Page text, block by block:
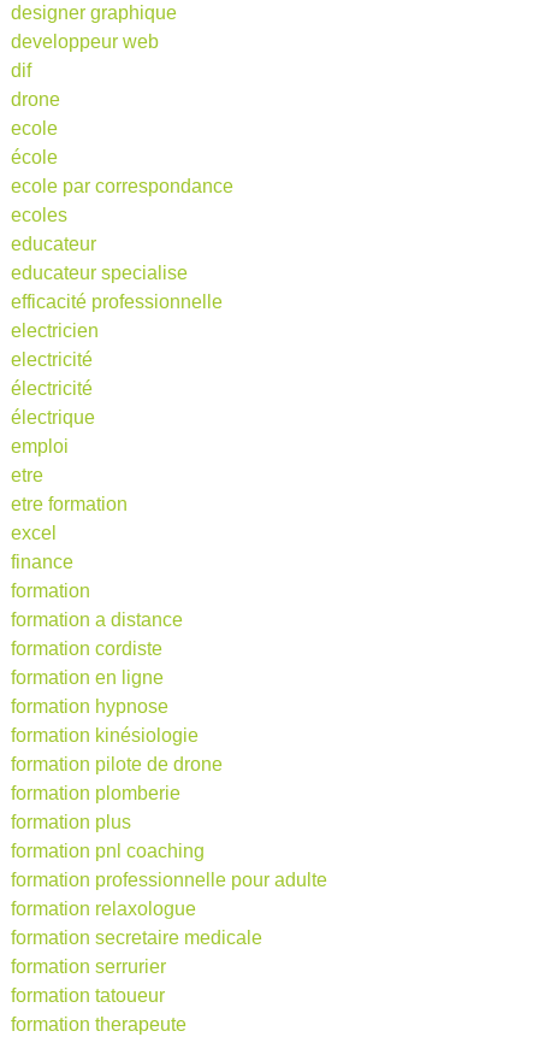
designer graphique
developpeur web
dif
drone
ecole
école
ecole par correspondance
ecoles
educateur
educateur specialise
efficacité professionnelle
electricien
electricité
électricité
électrique
emploi
etre
etre formation
excel
finance
formation
formation a distance
formation cordiste
formation en ligne
formation hypnose
formation kinésiologie
formation pilote de drone
formation plomberie
formation plus
formation pnl coaching
formation professionnelle pour adulte
formation relaxologue
formation secretaire medicale
formation serrurier
formation tatoueur
formation therapeute